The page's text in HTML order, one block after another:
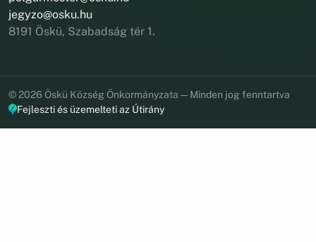
jegyzo@osku.hu
8191 Öskü, Szabadság tér 1.
© 2026 Öskü Község Önkormányzata — Minden jog fenntartva
Fejleszti és üzemelteti az Útirány